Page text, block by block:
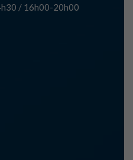
/ 16h00-20h00